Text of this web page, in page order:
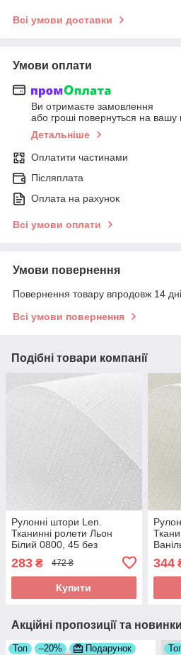
Всі умови доставки
Умови оплати
Ви отримаєте замовлення
або гроші повернуться на вашу
Детальніше
Оплатити частинами
Післяплата
Оплата на рахунок
Всі умови оплати
Умови повернення
Повернення товару впродовж 14
Всі умови повернення
Подібні товари компанії
Рулонні штори Len.
Тканинні ролети Льон
Білий 0800, 45 без
283 ₴ 472 ₴
Купити
344
Акційні пропозиції та новинки
Топ –20% Подарунок